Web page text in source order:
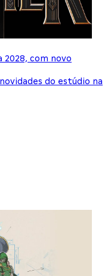
com novo
do estúdio na